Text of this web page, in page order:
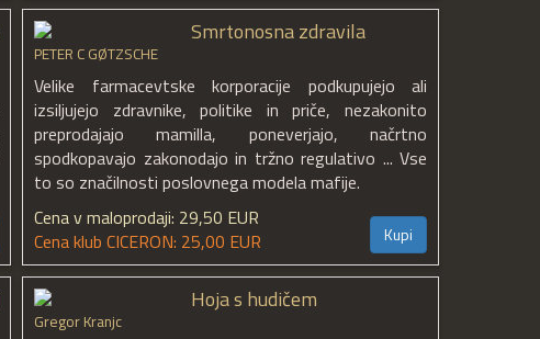
Smrtonosna zdravila
PETER C GØTZSCHE
Velike farmacevtske korporacije podkupujejo ali
izsiljujejo zdravnike, politike in priče, nezakonito
preprodajajo mamilla, poneverjajo, načrtno
spodkopavajo zakonodajo in tržno regulativo ... Vse
to so značilnosti poslovnega modela mafije.
Cena v maloprodaji: 29,50 EUR
Cena klub CICERON: 25,00 EUR
Kupi
Hoja s hudičem
Gregor Kranjc